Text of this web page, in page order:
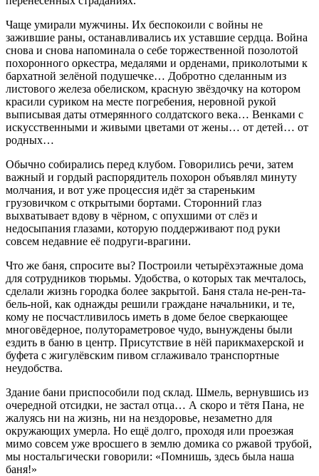
Чаще умирали мужчины. Их беспокоили с войны не
зажившие раны, останавливались их уставшие сердца. Война
снова и снова напоминала о себе торжественной позолотой
похоронного оркестра, медалями и орденами, приколотыми к
бархатной зелёной подушечке… Добротно сделанным из
листового железа обелиском, красную звёздочку на котором
красили суриком на месте погребения, неровной рукой
выписывая даты отмерянного солдатского века… Венками с
искусственными и живыми цветами от жены… от детей… от
родных…
Обычно собирались перед клубом. Говорились речи, затем
важный и гордый распорядитель похорон объявлял минуту
молчания, и вот уже процессия идёт за стареньким
грузовичком с открытыми бортами. Сторонний глаз
выхватывает вдову в чёрном, с опухшими от слёз и
недосыпания глазами, которую поддерживают под руки
совсем недавние её подруги-врагини.
Что же баня, спросите вы? Построили четырёхэтажные дома
для сотрудников тюрьмы. Удобства, о которых так мечталось,
сделали жизнь городка более закрытой. Баня стала не-рен-та-
бель-ной, как однажды решили граждане начальники, и те,
кому не посчастливилось иметь в доме белое сверкающее
многовёдерное, полутораметровое чудо, вынуждены были
ездить в баню в центр. Присутствие в нёй парикмахерской и
буфета с жигулёвским пивом сглаживало транспортные
неудобства.
Здание бани приспособили под склад. Шмель, вернувшись из
очередной отсидки, не застал отца… А скоро и тётя Пана, не
жалуясь ни на жизнь, ни на нездоровье, незаметно для
окружающих умерла. Но ещё долго, проходя или проезжая
мимо совсем уже вросшего в землю домика со ржавой трубой,
мы ностальгически говорили: «Помнишь, здесь была наша
баня!»